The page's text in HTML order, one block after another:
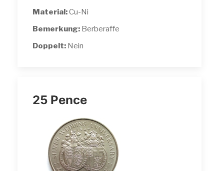
Material:Cu-Ni
Bemerkung: Berberaffe
Doppelt: Nein
25 Pence